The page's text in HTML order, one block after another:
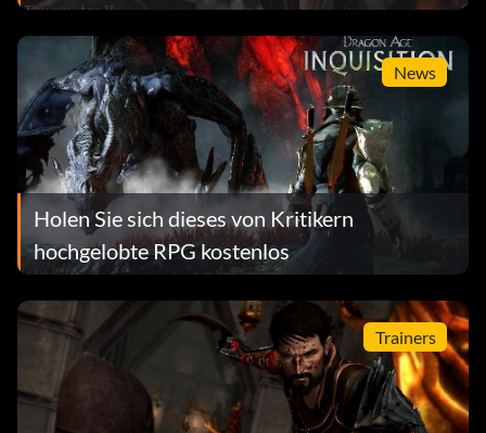
News
Holen Sie sich dieses von Kritikern
hochgelobte RPG kostenlos
Trainers